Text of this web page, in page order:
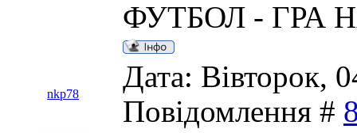
ФУТБОЛ - ГРА
nkp78
Дата: Вівторок,
Повідомлення #